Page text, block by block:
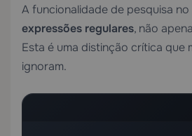
A funcionalidade de pesquisa no
expressões regulares, não
Esta é uma distinção crítica que
ignoram.